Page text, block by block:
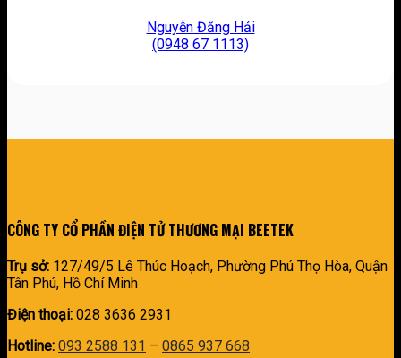
Nguyễn Đăng Hải
(0948 67 1113)
CÔNG TY CỔ PHẦN ĐIỆN TỬ THƯƠNG MẠI BEETEK
Trụ sở: 127/49/5 Lê Thúc Hoạch, Phường Phú Thọ Hòa, Quận
Tân Phú, Hồ Chí Minh
Điện thoại: 028 3636 2931
Hotline: 093 2588 131 – 0865 937 668